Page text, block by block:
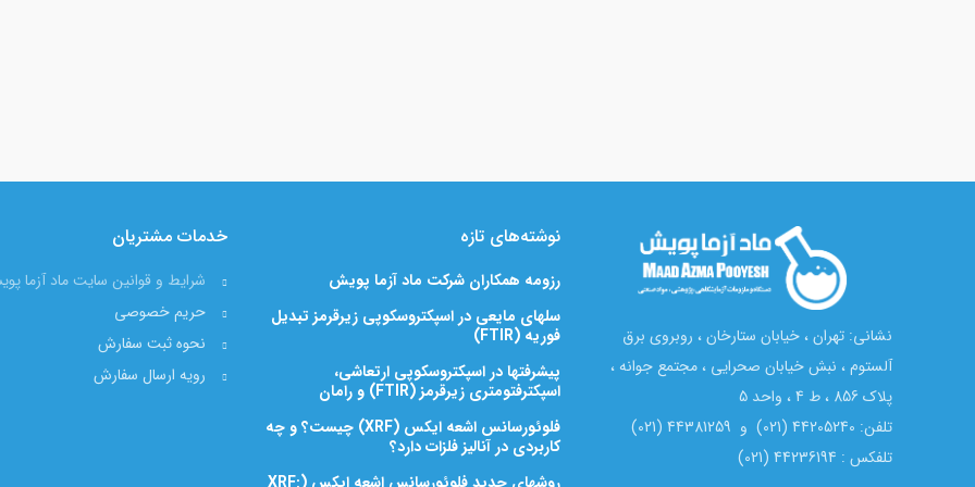
نشانی: تهران ، خیابان ستارخان ، روبروی برق
آلستوم ، نبش خیابان صحرایی ، مجتمع جوانه ،
پلاک 856 ، ط 4 ، واحد 5
تلفن: 44205240 (021) و 44381259 (021)
تلفکس : 44236194 (021)
نوشته‌های تازه
رزومه همکاران شرکت ماد آزما پویش
سلهای مایعی در اسپکتروسکوپی زیرقرمز تبدیل
فوریه (FTIR)
پیشرفتها در اسپکتروسکوپی ارتعاشی،
اسپکترفتومتری زیرقرمز (FTIR) و رامان
فلوئورسانس اشعه ایکس (XRF) چیست؟ و چه
کاربردی در آنالیز فلزات دارد؟
خدمات مشتریان
شرایط و قوانین سایت ماد آزما
حریم خصوصی
نحوه ثبت سفارش
رویه ارسال سفارش